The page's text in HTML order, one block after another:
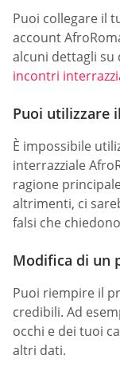
Puoi collegare il
account
alcuni dettagli su
incontri
Puoi utilizzare
È impossibile
interrazziale
ragione
altrimenti, ci
falsi che
Modifica di un
Puoi riempire il
credibili. Ad
occhi e dei tuoi
altri dati.